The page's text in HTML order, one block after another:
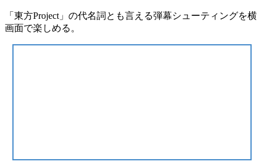
「東方Project」の代名詞とも言える弾幕シューティングを横
画面で楽しめる。